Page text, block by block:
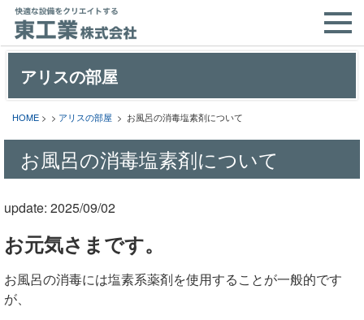
アリスの部屋
HOME > > アリスの部屋 > お風呂の消毒塩素剤について
お風呂の消毒塩素剤について
update: 2025/09/02
お元気さまです。
お風呂の消毒には塩素系薬剤を使用することが一般的です
が、